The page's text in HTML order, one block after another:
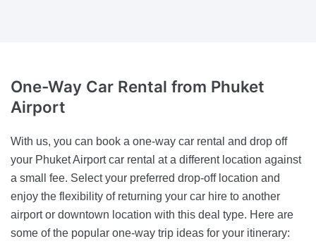
One-Way Car Rental from Phuket
Airport
With us, you can book a one-way car rental and drop off
your Phuket Airport car rental at a different location against
a small fee. Select your preferred drop-off location and
enjoy the flexibility of returning your car hire to another
airport or downtown location with this deal type. Here are
some of the popular one-way trip ideas for your itinerary: